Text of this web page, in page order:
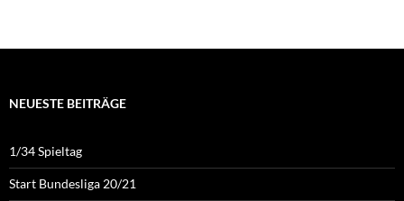
NEUESTE BEITRÄGE
1/34 Spieltag
Start Bundesliga 20/21